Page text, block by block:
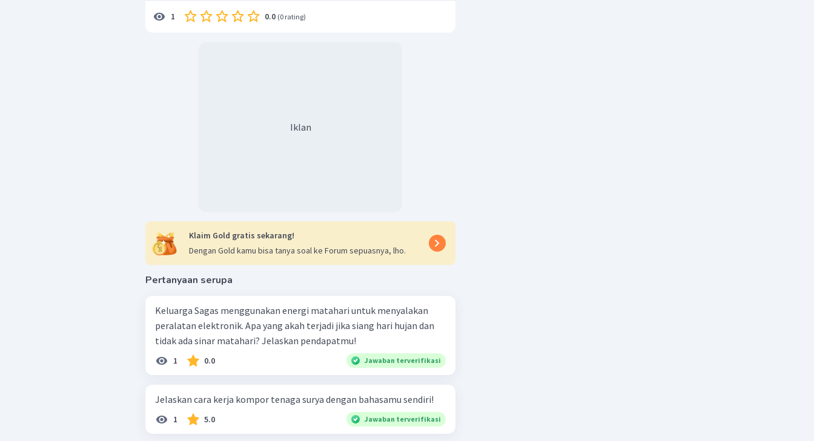
1 0.0 (0 rating)
Iklan
Klaim Gold gratis sekarang!
Dengan Gold kamu bisa tanya soal ke Forum sepuasnya, lho.
Pertanyaan serupa
Keluarga Sagas menggunakan energi matahari untuk menyalakan
peralatan elektronik. Apa yang akah terjadi jika siang hari hujan dan
tidak ada sinar matahari? Jelaskan pendapatmu!
1 0.0 Jawaban terverifikasi
Jelaskan cara kerja kompor tenaga surya dengan bahasamu sendiri!
1 5.0 Jawaban terverifikasi